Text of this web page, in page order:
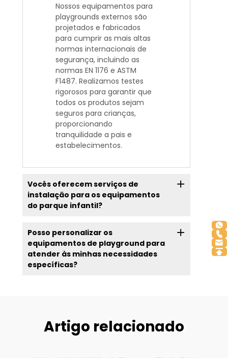
Nossos equipamentos para
playgrounds externos são
projetados e fabricados
para cumprir as mais altas
normas internacionais de
segurança, incluindo as
normas EN 1176 e ASTM
F1487. Realizamos testes
rigorosos para garantir que
todos os produtos sejam
seguros para crianças,
proporcionando
tranquilidade a pais e
estabelecimentos.
Vocês oferecem serviços de
instalação para os equipamentos
do parque infantil?
Posso personalizar os
equipamentos de playground para
atender às minhas necessidades
específicas?
Artigo relacionado